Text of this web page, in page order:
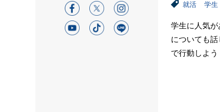
就活 学生
学生に人気
についても
で行動しよう